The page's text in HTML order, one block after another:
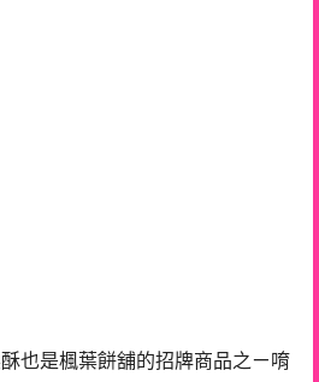
也是楓葉餅舖的招牌商品之ㄧ唷